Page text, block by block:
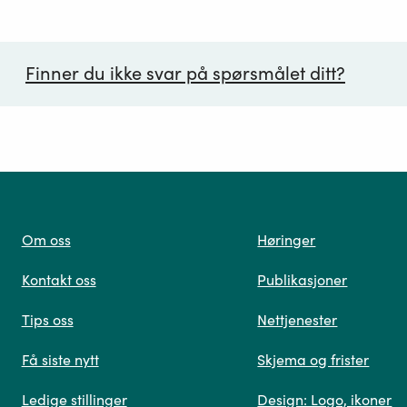
Finner du ikke svar på spørsmålet ditt?
oss
Om oss
Kontakt oss
Tips oss
Få siste nytt
Ledige stillinger
Høringer
Publikasjoner
Nettjenester
Skjema og frister
Design: Logo, ikoner